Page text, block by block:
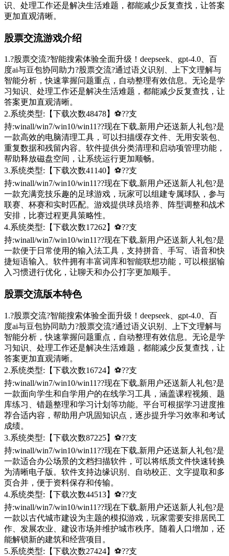
识、处理工作还是解决生活难题，都能减少反复查找，让答案
更加直观清晰。
股票交流游戏介绍
1.?股票交流?智能搜索体验全面升级！deepseek、gpt-4.0、百
度ai与豆包协同助力?股票交流?通过语义识别、上下文理解与
智能分析，快速掌握问题重点，自动整理有效信息。无论是学
习知识、处理工作还是解决生活难题，都能减少反复查找，让
答案更加直观清晰。
2.系统类型:【下载次数48478】⚽??支
持:winall/win7/win10/win11??现在下载,新用户还送新人礼包?是
一款高效的电脑清理工具，可以扫描缓存文件、无用安装包、
重复数据和残留内容。软件提供分类清理和启动项管理功能，
帮助释放磁盘空间，让系统运行更加顺畅。
3.系统类型:【下载次数41140】⚽??支
持:winall/win7/win10/win11??现在下载,新用户还送新人礼包?是
一款充满竞技乐趣的足球游戏，玩家可以组建专属球队，参与
联赛、杯赛和实时匹配。游戏提供球员培养、阵型调整和战术
安排，比赛过程更具策略性。
4.系统类型:【下载次数17262】⚽??支
持:winall/win7/win10/win11??现在下载,新用户还送新人礼包?是
一款便于日常使用的输入法工具，支持拼音、手写、语音和快
捷短语输入。软件拥有丰富词库和智能联想功能，可以根据输
入习惯进行优化，让聊天和办公打字更加顺手。
股票交流版本特色
1.?股票交流?智能搜索体验全面升级！deepseek、gpt-4.0、百
度ai与豆包协同助力?股票交流?通过语义识别、上下文理解与
智能分析，快速掌握问题重点，自动整理有效信息。无论是学
习知识、处理工作还是解决生活难题，都能减少反复查找，让
答案更加直观清晰。
2.系统类型:【下载次数16724】⚽??支
持:winall/win7/win10/win11??现在下载,新用户还送新人礼包?是
一款面向学生和自学用户的在线学习工具，涵盖课程视频、题
库练习、错题整理和学习计划等功能。平台可根据学习进度推
荐合适内容，帮助用户巩固知识点，逐步提升学习效率和考试
成绩。
3.系统类型:【下载次数87225】⚽??支
持:winall/win7/win10/win11??现在下载,新用户还送新人礼包?是
一款适合办公场景的文档扫描软件，可以将纸质文件快速转换
为清晰电子版。软件支持边缘识别、自动校正、文字提取和多
页合并，便于资料保存和传输。
4.系统类型:【下载次数44513】⚽??支
持:winall/win7/win10/win11??现在下载,新用户还送新人礼包?是
一款以古代城市建设为主题的模拟游戏，玩家需要安排居民工
作、发展农业、建设市场并维护城市秩序。随着人口增加，还
能解锁新的建筑和经营项目。
5.系统类型:【下载次数27424】⚽??支